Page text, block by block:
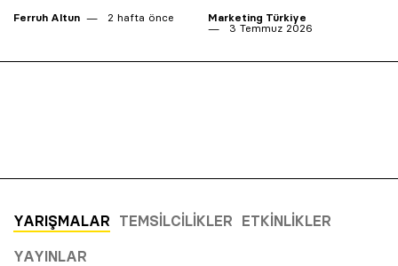
Ferruh Altun 2 hafta önce
Marketing Türkiye
3 Temmuz 2026
YARIŞMALAR TEMSILCILIKLER ETKINLIKLER
YAYINLAR